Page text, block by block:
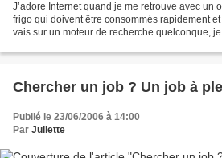
J’adore Internet quand je me retrouve avec un
frigo qui doivent être consommés rapidement
vais sur un moteur de recherche quelconque,
Chercher un job ? Un job à
Publié le 23/06/2006 à 14:00
Par Juliette